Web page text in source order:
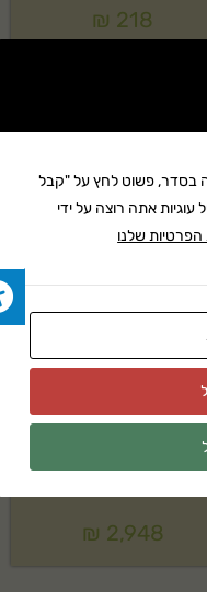
₪218
₪2,948
פשוט לחץ על "קבל
אתה רוצה על ידי
שלנו